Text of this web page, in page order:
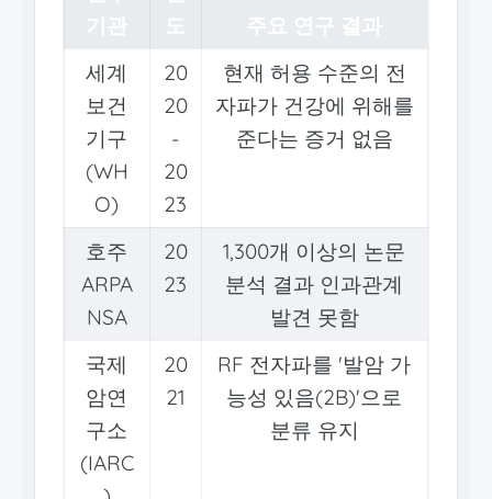
세계
보건
기구
(WH
O)
20
20
-
20
23
현재 허용 수준의 전
자파가 건강에 위해를
준다는 증거 없음
호주
ARPA
NSA
20
23
1,300개 이상의 논문
분석 결과 인과관계
발견 못함
국제
암연
구소
(IARC
20
21
RF 전자파를 '발암 가
능성 있음(2B)'으로
분류 유지